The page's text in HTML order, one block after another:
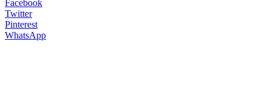
Facebook
Twitter
Pinterest
WhatsApp